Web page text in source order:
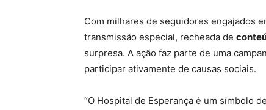
Com milhares de seguidores engajados
transmissão especial, recheada de
surpresa. A ação faz parte de uma
participar ativamente de causas sociais.
“O Hospital de Esperança é um símbolo